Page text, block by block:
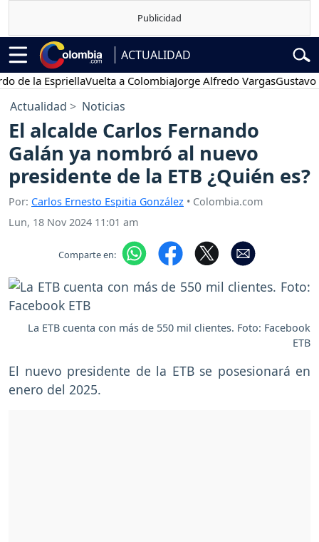
ACTUALIDAD
EspriellaVuelta a ColombiaJorge Alfredo VargasGustavo Petro
Actualidad Noticias
El alcalde Carlos Fernando
Galán ya nombró al nuevo
presidente de la ETB ¿Quién es?
Por: Carlos Ernesto Espitia González • Colombia.com
Lun, 18 Nov 2024 11:01 am
Comparte en:
La ETB cuenta con más de 550 mil clientes. Foto: Facebook
ETB
El nuevo presidente de la ETB se posesionará en
enero del 2025.